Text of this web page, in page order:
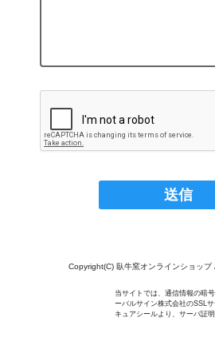
Copyright(C) 臥牛窯オンラインショップ
当サイトでは、通信情報の暗
ーバルサイン株式会社のSSL
キュアシールより、サーバ証